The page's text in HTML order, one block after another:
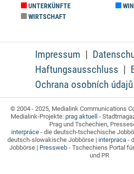
UNTERKÜNFTE
WIRTSCHAFT
Impressum
Haftungsausschluss
Ochrana osobních údajů
© 2004 - 2025, Medialink Communications
Medialink-Projekte: prag aktuell -
Prag und Tschechien,
interpráce- die deutsch-tschechische
deutsch-slowakische Jobbörse | interpraca-
Jobbörse | Pressweb - Tschechiens Portal
und PR